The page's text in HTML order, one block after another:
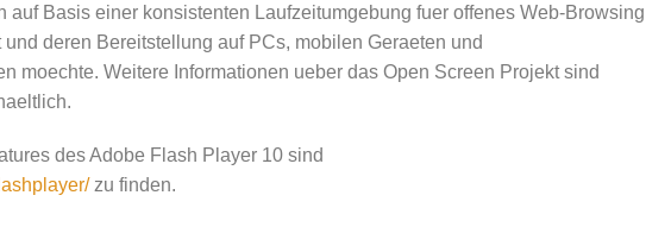
auf Basis einer konsistenten Laufzeitumgebung fuer offenes Web-Browsing
deren Bereitstellung auf PCs, mobilen Geraeten und
moechte. Weitere Informationen ueber das Open Screen Projekt sind
des Adobe Flash Player 10 sind
zu finden.